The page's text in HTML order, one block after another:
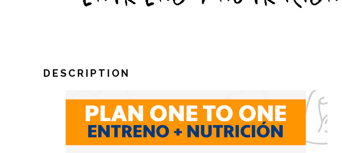
DESCRIPTION